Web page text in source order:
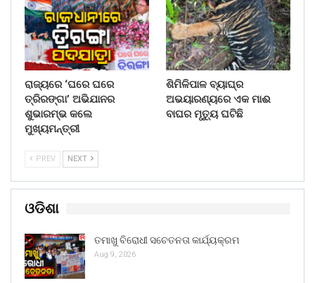
ରାଜ୍ୟରେ ‘ଘରେ ଘରେ
ତ୍ରିରଙ୍ଗା’ ଅଭିଯାନର
ଶୁଭାରମ୍ଭ କଲେ
ମୁଖ୍ୟମନ୍ତ୍ରୀ
ଶିମିଳିପାଳ ବ୍ୟାଘ୍ର
ଅଭୟାରଣ୍ୟରେ ଏକ ମାଈ
ବାଘର ମୃତ୍ୟୁ ଘଟିଛି
PREV NEXT
ଓଡିଶା
ତମାଖୁ ବିରୋଧୀ ସଚେତନତା କାର୍ଯ୍ୟକ୍ରମ
Aug 9, 2026